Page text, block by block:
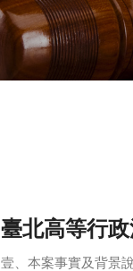
臺北高等行
壹、本案事實及背景